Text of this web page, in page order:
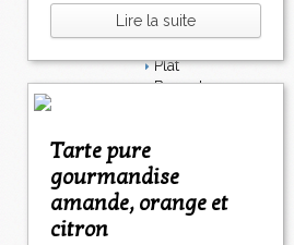
Lire la suite
Tarte pure
gourmandise
amande, orange et
citron
l
Salé
Dessert
Plat
Bavardages
Légumes
Apéritif
Fromage
Italie